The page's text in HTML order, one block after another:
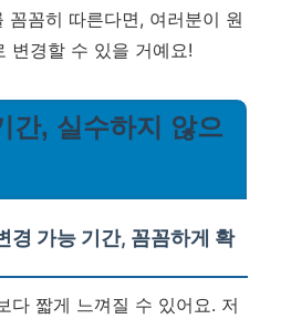
꼼꼼히 따른다면, 여러분이 원
변경할 수 있을 거예요!
간, 실수하지 않으
경 가능 기간, 꼼꼼하게 확
다 짧게 느껴질 수 있어요. 저